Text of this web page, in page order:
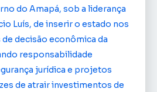
do Amapá, sob a liderança
Luís, de inserir o estado nos
decisão econômica da
responsabilidade
jurídica e projetos
de atrair investimentos de